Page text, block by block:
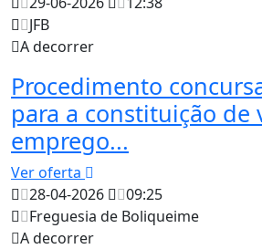
JFB
A decorrer
Procedimento
para a constituição de
emprego...
Ver oferta
28-04-2026
09:25
Freguesia de Boliqueime
A decorrer